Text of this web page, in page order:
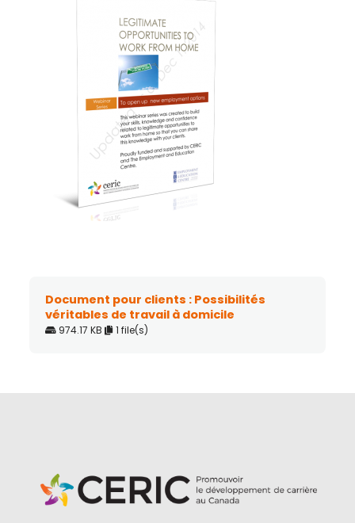
Document pour clients : Possibilités
véritables de travail à domicile
974.17 KB 1 file(s)